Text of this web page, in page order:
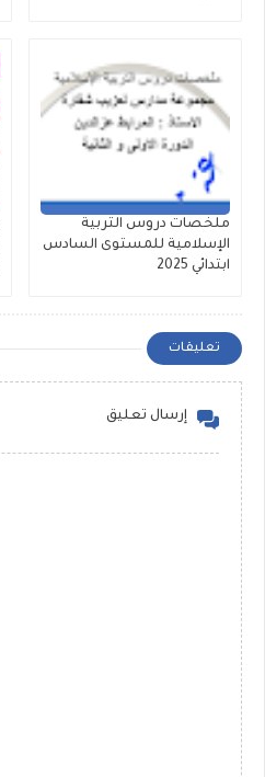
ملخصات دروس التربية
الإسلامية للمستوى السادس
ابتدائي 2025
تعليقات
إرسال تعليق